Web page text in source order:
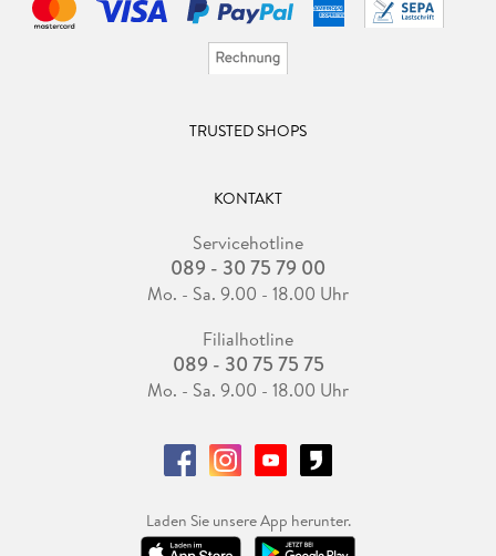
TRUSTED SHOPS
KONTAKT
Servicehotline
089 - 30 75 79 00
Mo. - Sa. 9.00 - 18.00 Uhr
Filialhotline
089 - 30 75 75 75
Mo. - Sa. 9.00 - 18.00 Uhr
Laden Sie unsere App herunter.